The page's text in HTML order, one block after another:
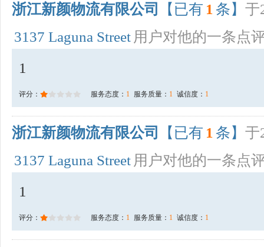
浙江新颜物流有限公司 【已有 1 条】 于
3137 Laguna Street 用户对他的一条点
1
评分： 服务态度： 1 服务质量： 1 诚信度： 1
浙江新颜物流有限公司 【已有 1 条】 于
3137 Laguna Street 用户对他的一条点
1
评分： 服务态度： 1 服务质量： 1 诚信度： 1